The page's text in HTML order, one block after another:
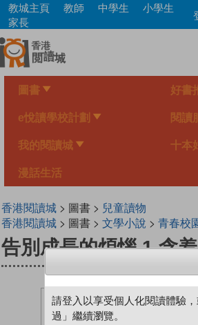
Skip
main
content
教城主頁 教師 中學生
小學生
家長
圖書 好書
e悅讀學校計劃 閱讀
我的閱讀城 十本
漫話生活
香港閱讀城> 圖書 > 兒童讀物
香港閱讀城> 圖書 > 文學小說 > 青春校
告別成長的煩惱 1 含
請登入以享受個人化閱讀體驗
過」繼續瀏覽。